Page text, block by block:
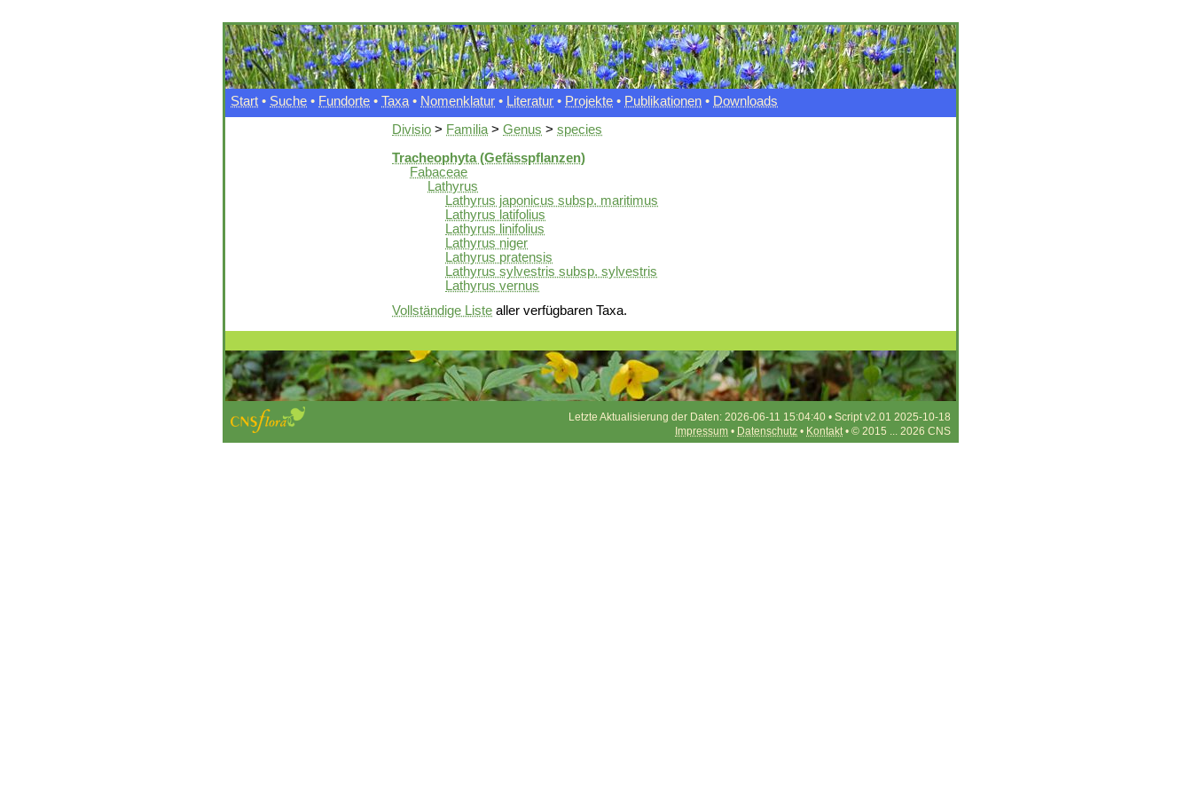
Start • Suche • Fundorte • Taxa • Nomenklatur • Literatur • Projekte • Publikationen • Downloads
Divisio > Familia > Genus > species
Tracheophyta (Gefässpflanzen)
Fabaceae
Lathyrus
Lathyrus japonicus subsp. maritimus
Lathyrus latifolius
Lathyrus linifolius
Lathyrus niger
Lathyrus pratensis
Lathyrus sylvestris subsp. sylvestris
Lathyrus vernus
Vollständige Liste aller verfügbaren Taxa.
Letzte Aktualisierung der Daten: 2026-06-11 15:04:40 • Script v2.01 2025-10-18
Impressum • Datenschutz • Kontakt• © 2015 ... 2026 CNS